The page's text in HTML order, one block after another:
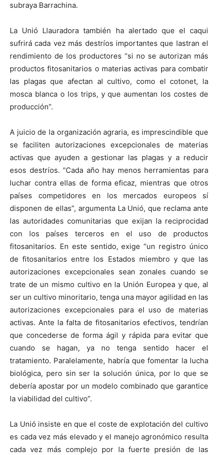
subraya Barrachina.
La Unió Llauradora también ha alertado que el caqui
sufrirá cada vez más destríos importantes que lastran el
rendimiento de los productores “si no se autorizan más
productos fitosanitarios o materias activas para combatir
las plagas que afectan al cultivo, como el cotonet, la
mosca blanca o los trips, y que aumentan los costes de
producción”.
A juicio de la organización agraria, es imprescindible que
se faciliten autorizaciones excepcionales de materias
activas que ayuden a gestionar las plagas y a reducir
esos destríos. “Cada año hay menos herramientas para
luchar contra ellas de forma eficaz, mientras que otros
países competidores en los mercados europeos sí
disponen de ellas”, argumenta La Unió, que reclama ante
las autoridades comunitarias que exijan la reciprocidad
con los países terceros en el uso de productos
fitosanitarios. En este sentido, exige “un registro único
de fitosanitarios entre los Estados miembro y que las
autorizaciones excepcionales sean zonales cuando se
trate de un mismo cultivo en la Unión Europea y que, al
ser un cultivo minoritario, tenga una mayor agilidad en las
autorizaciones excepcionales para el uso de materias
activas. Ante la falta de fitosanitarios efectivos, tendrían
que concederse de forma ágil y rápida para evitar que
cuando se hagan, ya no tenga sentido hacer el
tratamiento. Paralelamente, habría que fomentar la lucha
biológica, pero sin ser la solución única, por lo que se
debería apostar por un modelo combinado que garantice
la viabilidad del cultivo”.
La Unió insiste en que el coste de explotación del cultivo
es cada vez más elevado y el manejo agronómico resulta
cada vez más complejo por la fuerte presión de las